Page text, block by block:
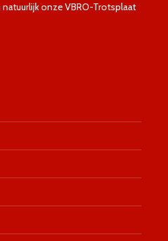
onze VBRO-Trotsplaat